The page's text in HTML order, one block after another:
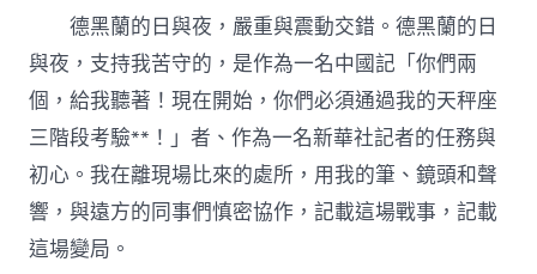
德黑蘭的日與夜，嚴重與震動交錯。德黑蘭的日
與夜，支持我苦守的，是作為一名中國記「你們兩
個，給我聽著！現在開始，你們必須通過我的天秤座
三階段考驗**！」者、作為一名新華社記者的任務與
初心。我在離現場比來的處所，用我的筆、鏡頭和聲
響，與遠方的同事們慎密協作，記載這場戰事，記載
這場變局。